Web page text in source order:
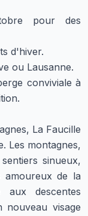
pour des
d'hiver.
ou Lausanne.
conviviale à
La Faucille
Les montagnes,
sinueux,
de la
descentes
nouveau visage